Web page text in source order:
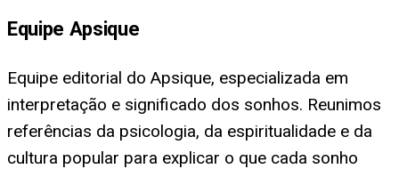
Equipe Apsique
Equipe editorial do Apsique, especializada em
interpretação e significado dos sonhos. Reunimos
referências da psicologia, da espiritualidade e da
cultura popular para explicar o que cada sonho